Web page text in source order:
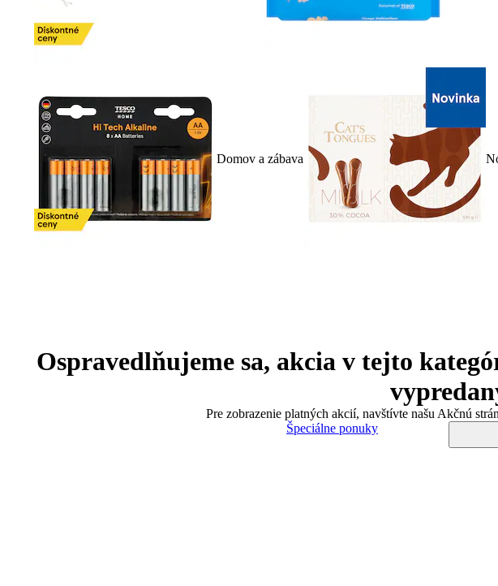
Domov a zábava
Ospravedlňujeme sa, akcia v tejto
Pre zobrazenie platných akcií, navštívte našu Akčnú
Špeciálne ponuky